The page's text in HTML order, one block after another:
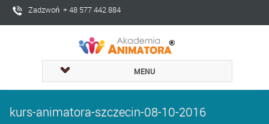
Zadzwoń + 48 577 442 884
MENU
kurs-animatora-szczecin-08-10-2016